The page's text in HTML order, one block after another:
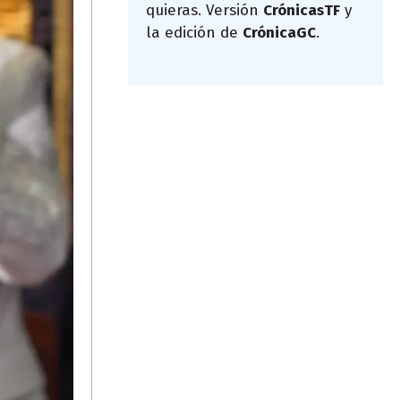
quieras. Versión CrónicasTF y
la edición de CrónicaGC.